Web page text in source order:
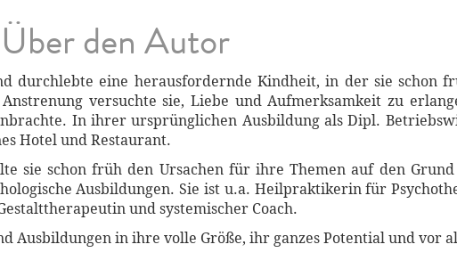
Über den Autor
durchlebte eine herausfordernde Kindheit, in der sie schon
versuchte sie, Liebe und Aufmerksamkeit zu
In ihrer ursprünglichen Ausbildung als Dipl.
Hotel und Restaurant.
sie schon früh den Ursachen für ihre Themen auf den
Ausbildungen. Sie ist u.a. Heilpraktikerin für
und systemischer Coach.
Ausbildungen in ihre volle Größe, ihr ganzes Potential und vor